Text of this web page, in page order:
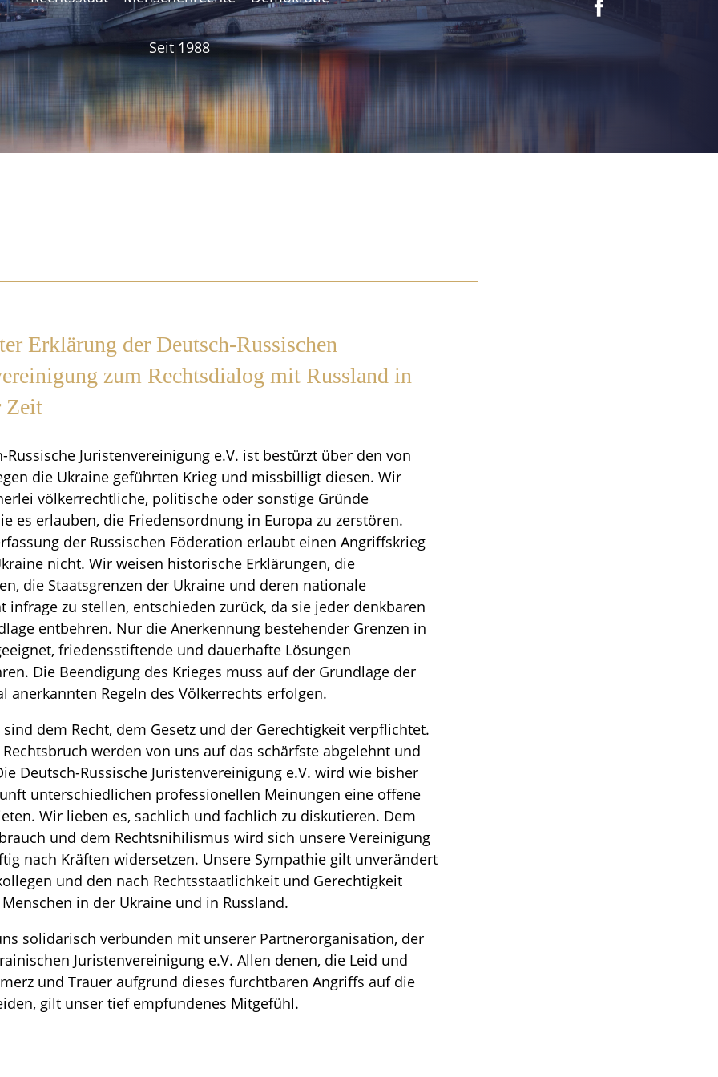
Seit 1988
Erklärung der Deutsch-Russischen
zum Rechtsdialog mit Russland in
Zeit
Russische Juristenvereinigung e.V. ist bestürzt über den von
die Ukraine geführten Krieg und missbilligt diesen. Wir
völkerrechtliche, politische oder sonstige Gründe
es erlauben, die Friedensordnung in Europa zu zerstören.
der Russischen Föderation erlaubt einen Angriffskrieg
nicht. Wir weisen historische Erklärungen, die
die Staatsgrenzen der Ukraine und deren nationale
infrage zu stellen, entschieden zurück, da sie jeder denkbaren
entbehren. Nur die Anerkennung bestehender Grenzen in
friedensstiftende und dauerhafte Lösungen
Die Beendigung des Krieges muss auf der Grundlage der
anerkannten Regeln des Völkerrechts erfolgen.
sind dem Recht, dem Gesetz und der Gerechtigkeit verpflichtet.
werden von uns auf das schärfste abgelehnt und
Deutsch-Russische Juristenvereinigung e.V. wird wie bisher
unterschiedlichen professionellen Meinungen eine offene
Wir lieben es, sachlich und fachlich zu diskutieren. Dem
und dem Rechtsnihilismus wird sich unsere Vereinigung
nach Kräften widersetzen. Unsere Sympathie gilt unverändert
und den nach Rechtsstaatlichkeit und Gerechtigkeit
in der Ukraine und in Russland.
solidarisch verbunden mit unserer Partnerorganisation, der
Juristenvereinigung e.V. Allen denen, die Leid und
und Trauer aufgrund dieses furchtbaren Angriffs auf die
gilt unser tief empfundenes Mitgefühl.